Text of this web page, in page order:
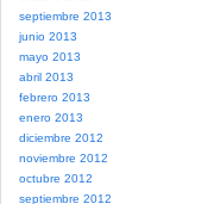
septiembre 2013
junio 2013
mayo 2013
abril 2013
febrero 2013
enero 2013
diciembre 2012
noviembre 2012
octubre 2012
septiembre 2012